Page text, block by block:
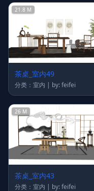
21.8 M
茶桌_室内49
分类：室内 | by: feifei
26 M
茶桌_室内43
分类：室内 | by: feifei